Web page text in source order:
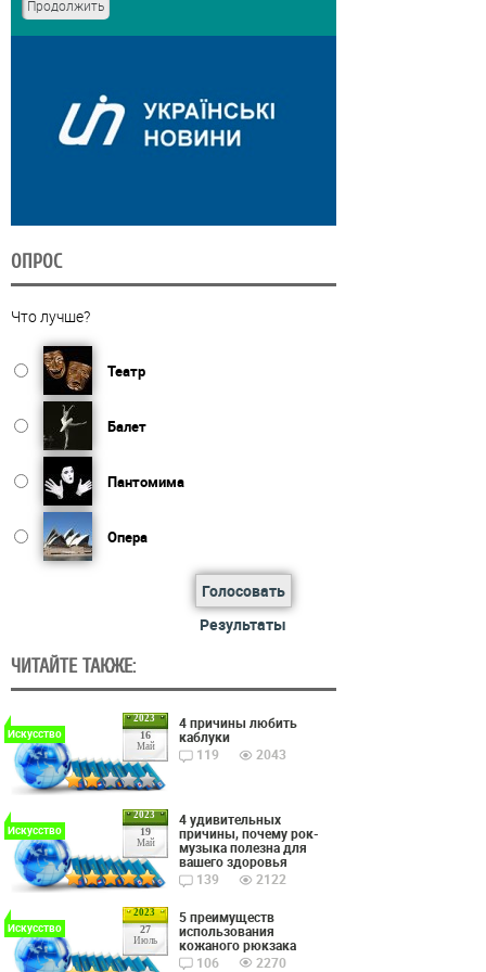
ОПРОС
Что лучше?
Театр
Балет
Пантомима
Опера
Голосовать
Результаты
ЧИТАЙТЕ ТАКЖЕ:
2023
16
Май
Искусство
4 причины любить
каблуки
119
2043
2023
19
Май
Искусство
4 удивительных
причины, почему рок-
музыка полезна для
вашего здоровья
139
2122
2023
27
Июль
Искусство
5 преимуществ
использования
кожаного рюкзака
106
2270